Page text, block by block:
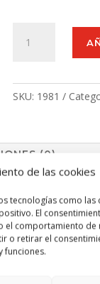
de las cookies
tecnologías como las
El
comportamiento de
o retirar el
funciones.
Cargador
cantidad
SKU: 1981
(0)
cables y
de
de
mismos.